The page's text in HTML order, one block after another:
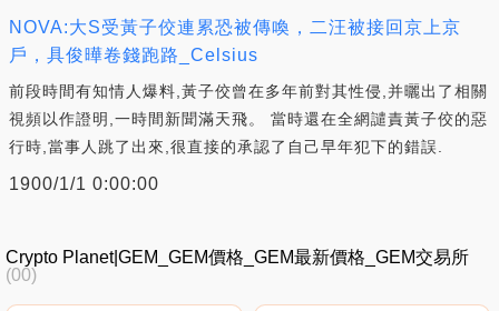
NOVA:大S受黃子佼連累恐被傳喚，二汪被接回京上京
戶，具俊曄卷錢跑路_Celsius
前段時間有知情人爆料,黃子佼曾在多年前對其性侵,并曬出了相關
視頻以作證明,一時間新聞滿天飛。 當時還在全網譴責黃子佼的惡
行時,當事人跳了出來,很直接的承認了自己早年犯下的錯誤.
1900/1/1 0:00:00
Crypto Planet|GEM_GEM價格_GEM最新價格_GEM交易所
(00)